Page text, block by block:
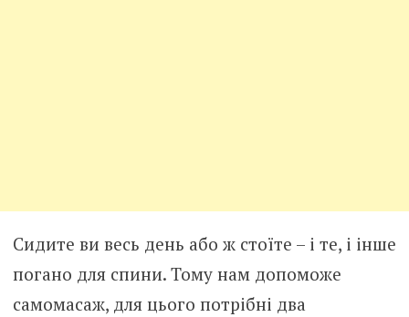
Сидите ви весь день або ж стоїте – і те, і інше
погано для спини. Тому нам допоможе
самомасаж, для цього потрібні два